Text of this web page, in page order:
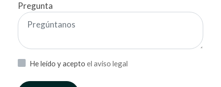
Pregunta
He leído y acepto el aviso legal